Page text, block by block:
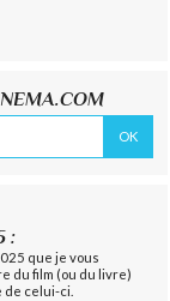
:
que je vous
du film (ou du livre)
celui-ci.